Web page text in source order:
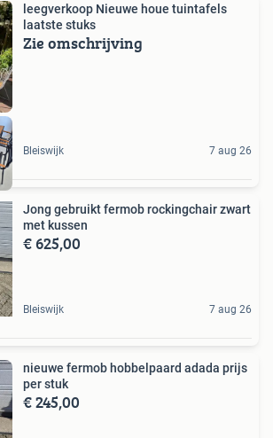
leegverkoop Nieuwe houe tuintafels
laatste stuks
Zie omschrijving
Bleiswijk 7 aug 26
Jong gebruikt fermob rockingchair zwart
met kussen
€ 625,00
Bleiswijk 7 aug 26
nieuwe fermob hobbelpaard adada prijs
per stuk
€ 245,00